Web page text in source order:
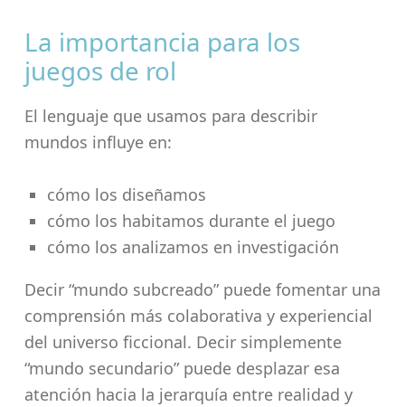
La importancia para los
juegos de rol
El lenguaje que usamos para describir
mundos influye en:
cómo los diseñamos
cómo los habitamos durante el juego
cómo los analizamos en investigación
Decir “mundo subcreado” puede fomentar una
comprensión más colaborativa y experiencial
del universo ficcional. Decir simplemente
“mundo secundario” puede desplazar esa
atención hacia la jerarquía entre realidad y